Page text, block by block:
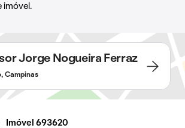
imóvel.
Jorge Nogueira Ferraz
Campinas
Imóvel 693620